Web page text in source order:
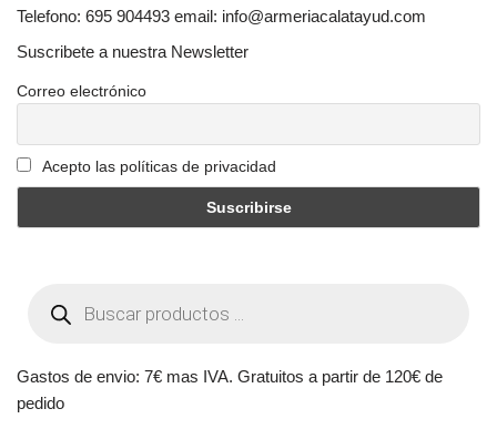
Telefono: 695 904493 email: info@armeriacalatayud.com
Suscribete a nuestra Newsletter
Correo electrónico
Acepto las políticas de privacidad
Gastos de envio: 7€ mas IVA. Gratuitos a partir de 120€ de
pedido